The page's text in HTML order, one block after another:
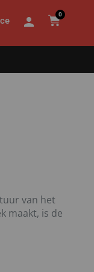
0
van het
maakt, is de